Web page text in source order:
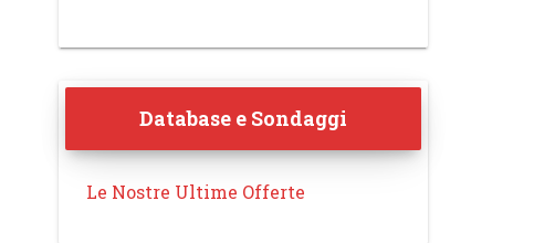
Database e Sondaggi
Le Nostre Ultime Offerte